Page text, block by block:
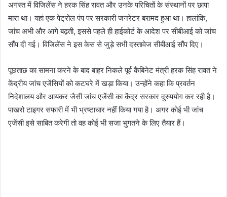
अगस्त में विजिलेंस ने हरक सिंह रावत और उनके परिचितों के संस्थानों पर छापा
मारा था। यहां एक पेट्रोल पंप पर सरकारी जनरेटर बरामद हुआ था। हालांकि,
जांच अभी और आगे बढ़ती, इससे पहले ही हाईकोर्ट के आदेश पर सीबीआई को जांच
सौंप दी गई। विजिलेंस ने इस केस से जुड़े सभी दस्तावेज सीबीआई सौंप दिए।
पूछताछ का सामना करने के बाद बाहर निकले पूर्व कैबिनेट मंत्री हरक सिंह रावत ने
केंद्रीय जांच एजेंसियों को कटघरे में खड़ा किया। उन्होंने कहा कि प्रवर्तन
निदेशालय और आयकर जैसी जांच एजेंसी का केंद्र सरकार दुरुपयोग कर रही है।
पाखरो टाइगर सफारी में भी भ्रष्टाचार नहीं किया गया है। अगर कोई भी जांच
एजेंसी इसे साबित करेगी तो वह कोई भी सजा भुगतने के लिए तैयार हैं।